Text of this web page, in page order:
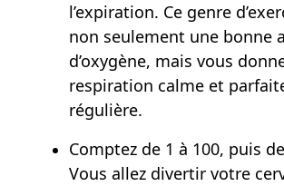
l’expiration. Ce genre
non seulement une bonne
d’oxygène, mais vous
respiration calme et
régulière.
Comptez de 1 à 100, puis
Vous allez divertir votre